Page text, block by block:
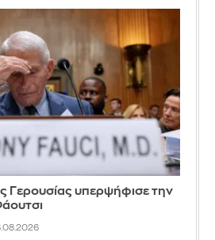
Γερουσίας υπερψήφισε την